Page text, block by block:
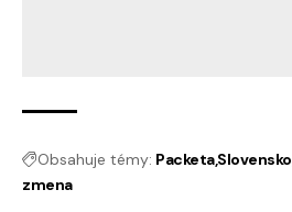
Obsahuje témy: PacketaSlovensko
zmena